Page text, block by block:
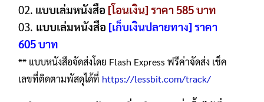
02. แบบเล่มหนังสือ [โอนเงิน] ราคา 585 บาท
03. แบบเล่มหนังสือ [เก็บเงินปลายทาง] ราคา
605 บาท
** แบบหนังสือจัดส่งโดย Flash Express ฟรีค่าจัดส่ง เช็ค
เลขที่ติดตามพัสดุได้ที่ https://lessbit.com/track/